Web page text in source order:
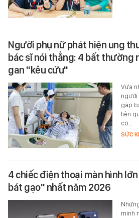
Người phụ nữ phát hiện ung
bác sĩ nói thẳng: 4 bất thường
gan "kêu cứu"
Vừa
người
gặp
liên
có…
SỨC
4 chiếc điện thoại màn hình
bát gạo" nhất năm 2026
minh